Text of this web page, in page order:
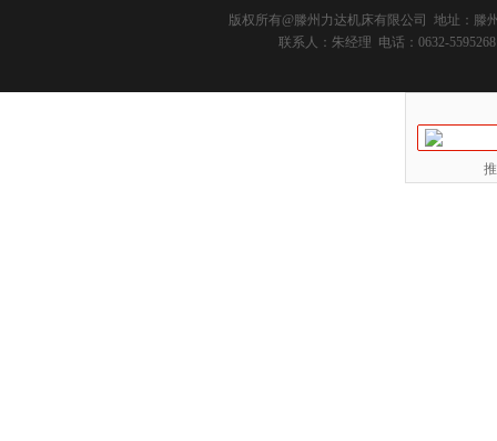
版权所有@滕州力达机床有限公司
地址：滕
联系人：朱经理 电话：0632-